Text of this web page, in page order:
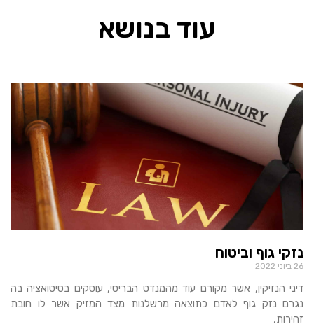
עוד בנושא
נזקי גוף וביטוח
26 ביוני 2022
דיני הנזיקין, אשר מקורם עוד מהמנדט הבריטי, עוסקים בסיטואציה בה
נגרם נזק גוף לאדם כתוצאה מרשלנות מצד המזיק אשר לו חובת
זהירות,